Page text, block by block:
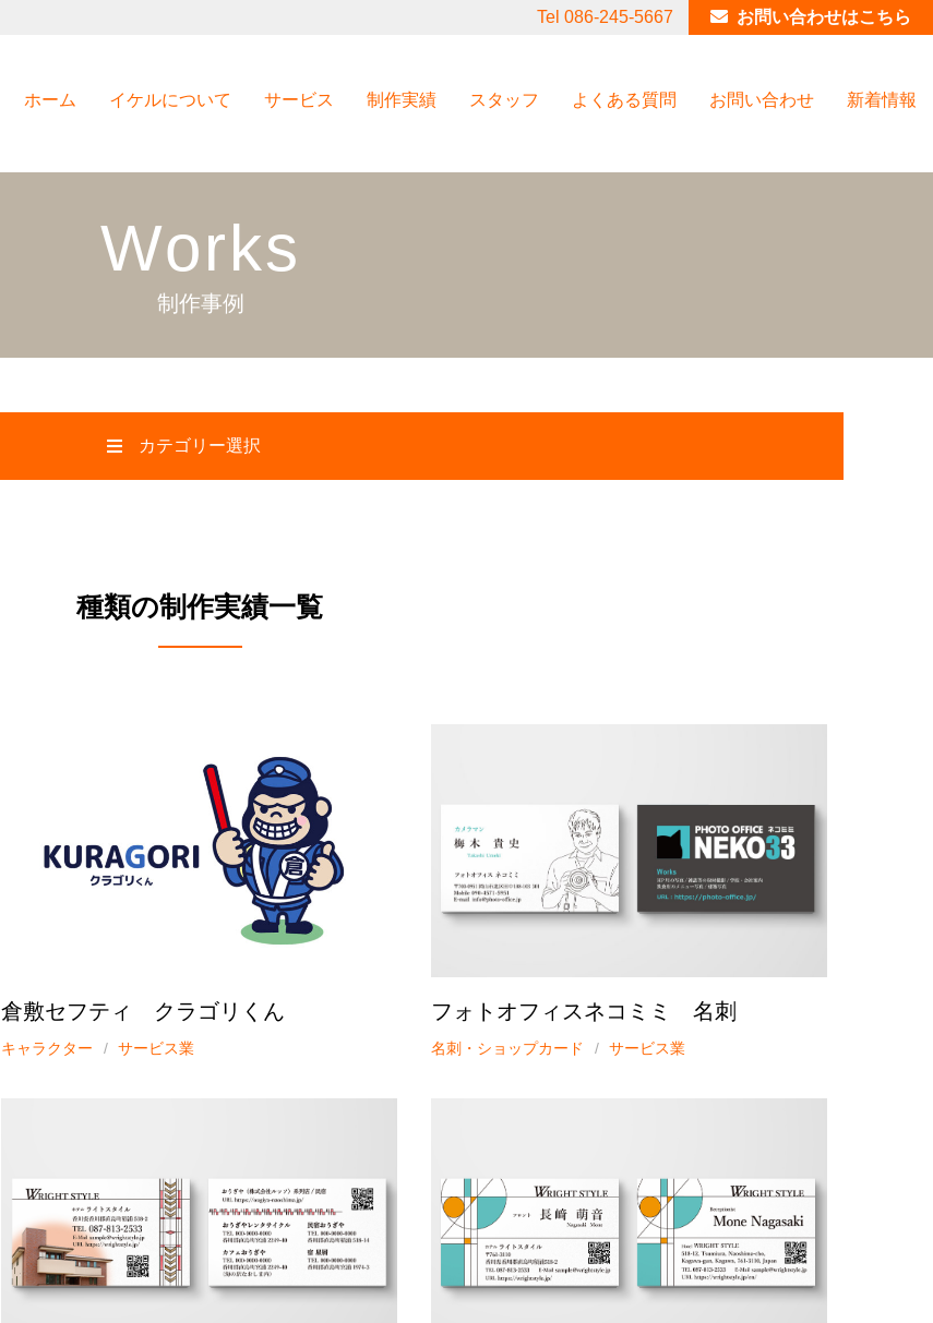
Tel 086-245-5667 お問い合わせはこちら
ホーム イケルについて サービス 制作実績 スタッフ よくある質問 お問い合わせ 新着情報
Works
制作事例
カテゴリー選択
種類の制作実績一覧
倉敷セフティ クラゴリくん
キャラクター サービス業
フォトオフィスネコミミ 名刺
名刺・ショップカード サービス業